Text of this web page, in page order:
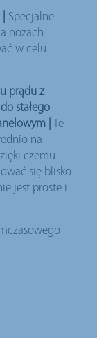
Specjalne
nożach
w celu
prądu z
stałego
|
Te
na
czemu
się blisko
jest proste i